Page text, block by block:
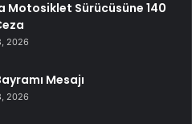
Motosiklet Sürücüsüne 140
2026
Mesajı
2026